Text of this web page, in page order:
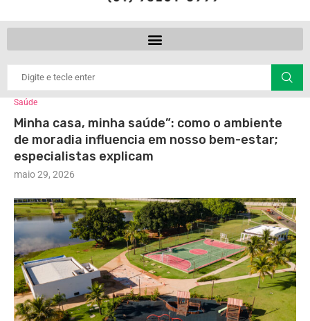
Saúde
Minha casa, minha saúde”: como o ambiente
de moradia influencia em nosso bem-estar;
especialistas explicam
maio 29, 2026